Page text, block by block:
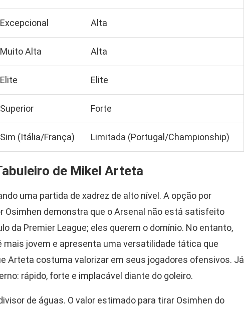
Excepcional Alta
Muito Alta Alta
Elite Elite
Superior Forte
Sim (Itália/França) Limitada (Portugal/Championship)
de Mikel Arteta
uma partida de xadrez de alto nível. A opção por
Osimhen demonstra que o Arsenal não está satisfeito
da Premier League; eles querem o domínio. No entanto,
mais jovem e apresenta uma versatilidade tática que
Arteta costuma valorizar em seus jogadores ofensivos. Já
rápido, forte e implacável diante do goleiro.
de águas. O valor estimado para tirar Osimhen do